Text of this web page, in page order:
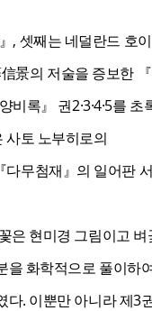
, 셋째는 네덜란드 호
景의 저술을 증보한
록』 권2·3·4·5를 초
사토 노부히로의
무첨재』의 일어판
은 현미경 그림이고
화학적으로 풀이하여
다. 이뿐만 아니라 제3